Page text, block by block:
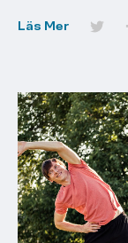
Läs Mer